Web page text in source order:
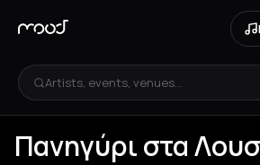
Artists, events, venues...
Πανηγύρι στα